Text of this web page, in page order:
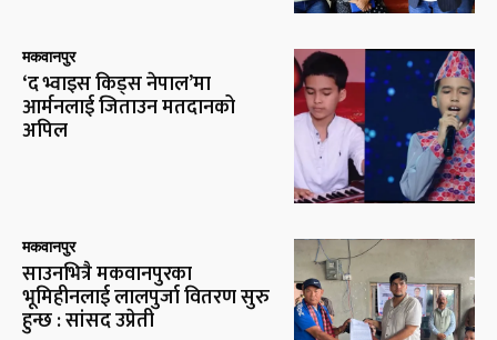
मकवानपुर
‘द भ्वाइस किड्स नेपाल’मा
आर्मनलाई जिताउन मतदानको
अपिल
मकवानपुर
साउनभित्रै मकवानपुरका
भूमिहीनलाई लालपुर्जा वितरण सुरु
हुन्छ : सांसद उप्रेती